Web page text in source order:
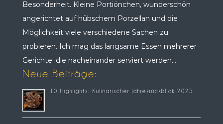
Besonderheit. Kleine Portiönchen, wunderschön
angerichtet auf hübschem Porzellan und die
Möglichkeit viele verschiedene Sachen zu
probieren. Ich mag das langsame Essen mehrerer
Gerichte, die nacheinander serviert werden....
Neue Beiträge:
10 Highlights: Kulinarischer Jahresrückblick 2025